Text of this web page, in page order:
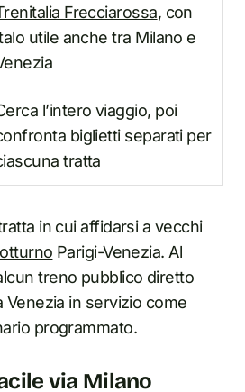
Frecciarossa, con
utile anche tra Milano e
l’intero viaggio, poi
biglietti separati per
tratta
in cui affidarsi a vecchi
Parigi-Venezia. Al
treno pubblico diretto
Venezia in servizio come
programmato.
via Milano